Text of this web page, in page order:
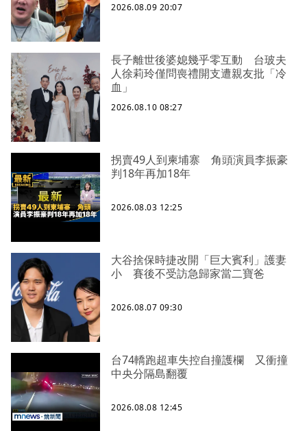
2026.08.09 20:07
長子離世後婆媳幾乎零互動 台玻夫
人徐莉玲僅問喪禮開支遭親友批「冷
血」
2026.08.10 08:27
拐賣49人到柬埔寨 角頭演員李振豪
判18年再加18年
2026.08.03 12:25
大谷捨保時捷改開「巨大賓利」護妻
小 賽後不受訪急歸家當二寶爸
2026.08.07 09:30
台74轎跑超車失控自撞護欄 又衝撞
中央分隔島翻覆
2026.08.08 12:45